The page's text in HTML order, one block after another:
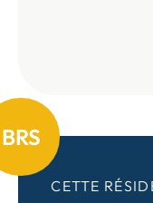
CETTE
BRS